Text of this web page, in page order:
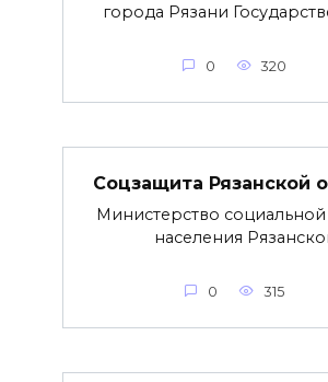
города Рязани
0 320
Соцзащита Рязанской
Министерство
населения
0 315